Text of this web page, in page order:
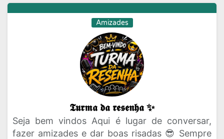
Amizades
𝕿𝖚𝖗𝖒𝖆 𝖉𝖆 𝖗𝖊𝖘𝖊𝖓𝖍𝖆 ✨
Seja bem vindos Aqui é lugar de conversar,
fazer amizades e dar boas risadas 😎 Sempre